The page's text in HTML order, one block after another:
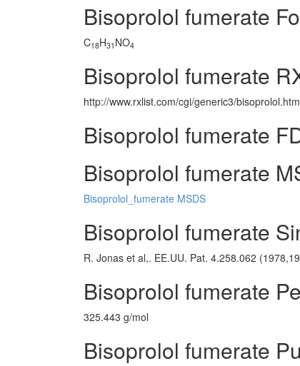
Bisoprolol fumerate
C18H31 NO4
Bisoprolol fumerate
http://www.rxlist.com/cgi/generic3/bisoprolol.htm
Bisoprolol fumerate
Bisoprolol fumerate
Bisoprolol_fumerate MSDS
Bisoprolol fumerate
R. Jonas et al,. EE.UU. Pat. 4.258.062
Bisoprolol fumerate
325.443 g/mol
Bisoprolol fumerate